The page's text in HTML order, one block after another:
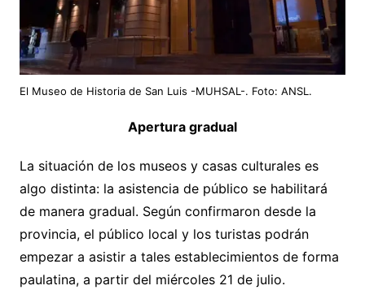
El Museo de Historia de San Luis -MUHSAL-. Foto: ANSL.
Apertura gradual
La situación de los museos y casas culturales es
algo distinta: la asistencia de público se habilitará
de manera gradual. Según confirmaron desde la
provincia, el público local y los turistas podrán
empezar a asistir a tales establecimientos de forma
paulatina, a partir del miércoles 21 de julio.